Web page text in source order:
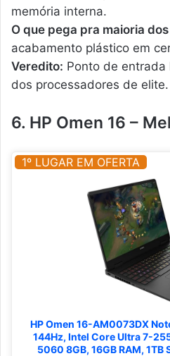
memória interna.
O que pega pra maioria
acabamento plástico em
Veredito: Ponto de
dos processadores de elite.
6. HP Omen 16 –
1º LUGAR EM OFERTA
HP Omen 16-AM0073DX
144Hz, Intel Core Ultra 7-
5060 8GB, 16GB RAM, 1TB